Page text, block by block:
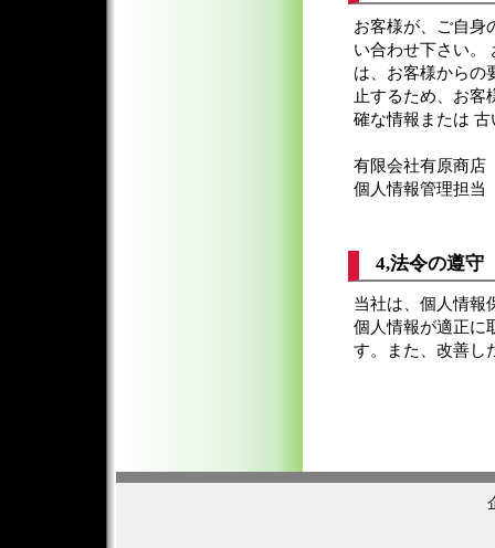
お客様が、ご自身
い合わせ下さい。
は、お客様からの
止するため、お客
確な情報または
有限会社有原商
個人情報管理担当
4,法令の遵守
当社は、個人情報
個人情報が適正に
す。また、改善し